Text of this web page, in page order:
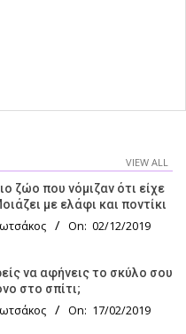
VIEW ALL
ζώο που νόμιζαν ότι είχε
με ελάφι και ποντίκι
On: 02/12/2019
να αφήνεις το σκύλο σου
στο σπίτι;
On: 17/02/2019